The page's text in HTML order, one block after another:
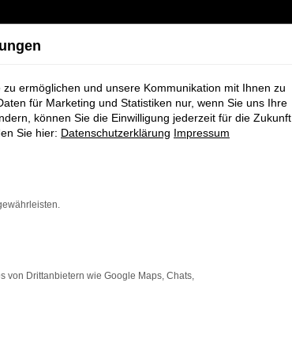
ermöglichen und unsere Kommunikation mit Ihnen zu
für Marketing und Statistiken nur, wenn Sie uns Ihre
können Sie die Einwilligung jederzeit für die Zukunft
Sie hier: Datenschutzerklärung Impressum
von Drittanbietern wie Google Maps, Chats,